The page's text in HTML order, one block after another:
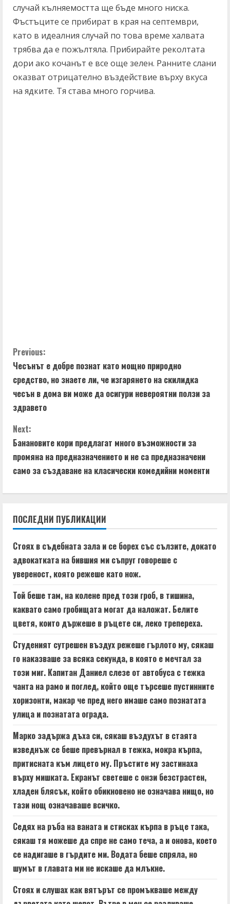
случай кълняемостта ще бъде много ниска.
Фъстъците се прибират в края на септември,
като в идеалния случай по това време халвата
трябва да е пожълтяла. Прибирайте реколтата
дори ако кочанът е все още зелен. Ранните слани
оказват отрицателно въздействие върху вкуса
на ядките. Тя става много горчива.
C
o
n
t
i
n
R
e
a
d
i
n
g
Previous:
Чесънът е добре познат като мощно природно
средство, но знаете ли, че изгарянето на скилидка
чесън в дома ви може да осигури невероятни ползи за
здравето
Next:
Банановите кори предлагат много възможности за
промяна на предназначението и не са предназначени
само за създаване на класически комедийни моменти
ПОСЛЕДНИ ПУБЛИКАЦИИ
Стоях в съдебната зала и се борех със сълзите, докато
адвокатката на бившия ми съпруг говореше с
увереност, която режеше като нож.
Той беше там, на колене пред този гроб, в тишина,
каквато само гробищата могат да наложат. Белите
цветя, които държеше в ръцете си, леко трепереха.
Студеният сутрешен въздух режеше гърлото му, сякаш
го наказваше за всяка секунда, в която е мечтал за
този миг. Капитан Даниел слезе от автобуса с тежка
чанта на рамо и поглед, който още търсеше пустинните
хоризонти, макар че пред него имаше само познатата
улица и познатата ограда.
Марко задържа дъха си, сякаш въздухът в стаята
изведнъж се беше превърнал в тежка, мокра кърпа,
притисната към лицето му. Пръстите му застинаха
върху мишката. Екранът светеше с онзи безстрастен,
хладен блясък, който обикновено не означава нищо, но
тази нощ означаваше всичко.
Седях на ръба на ваната и стисках кърпа в ръце така,
сякаш тя можеше да спре не само теча, а и онова, което
се надигаше в гърдите ми. Водата беше спряла, но
шумът в главата ми не искаше да млъкне.
Стоях и слушах как вятърът се промъкваше между